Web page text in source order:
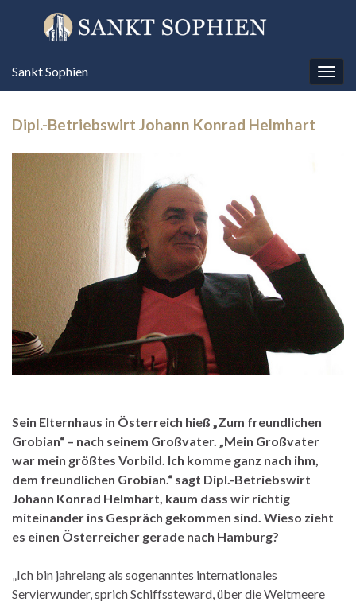
Sankt Sophien
Dipl.-Betriebswirt Johann Konrad Helmhart
Sein Elternhaus in Österreich hieß „Zum freundlichen
Grobian“ – nach seinem Großvater. „Mein Großvater
war mein größtes Vorbild. Ich komme ganz nach ihm,
dem freundlichen Grobian.“ sagt Dipl.-Betriebswirt
Johann Konrad Helmhart, kaum dass wir richtig
miteinander ins Gespräch gekommen sind. Wieso zieht
es einen Österreicher gerade nach Hamburg?
„Ich bin jahrelang als sogenanntes internationales
Servierwunder, sprich Schiffssteward, über die Weltmeere